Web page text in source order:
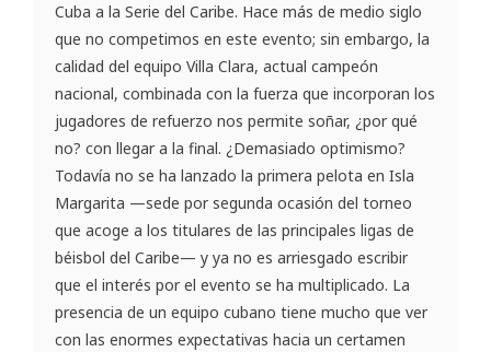
Cuba a la Serie del Caribe. Hace más de medio siglo
que no competimos en este evento; sin embargo, la
calidad del equipo Villa Clara, actual campeón
nacional, combinada con la fuerza que incorporan los
jugadores de refuerzo nos permite soñar, ¿por qué
no? con llegar a la final. ¿Demasiado optimismo?
Todavía no se ha lanzado la primera pelota en Isla
Margarita —sede por segunda ocasión del torneo
que acoge a los titulares de las principales ligas de
béisbol del Caribe— y ya no es arriesgado escribir
que el interés por el evento se ha multiplicado. La
presencia de un equipo cubano tiene mucho que ver
con las enormes expectativas hacia un certamen